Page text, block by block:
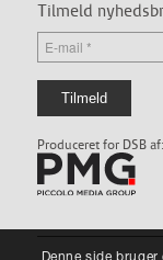
Tilmeld
Produceret for DSB af:
Denne side